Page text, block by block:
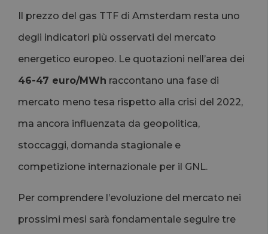
Il prezzo del gas TTF di Amsterdam resta uno
degli indicatori più osservati del mercato
energetico europeo. Le quotazioni nell’area dei
46-47 euro/MWh raccontano una fase di
mercato meno tesa rispetto alla crisi del 2022,
ma ancora influenzata da geopolitica,
stoccaggi, domanda stagionale e
competizione internazionale per il GNL.
Per comprendere l’evoluzione del mercato nei
prossimi mesi sarà fondamentale seguire tre